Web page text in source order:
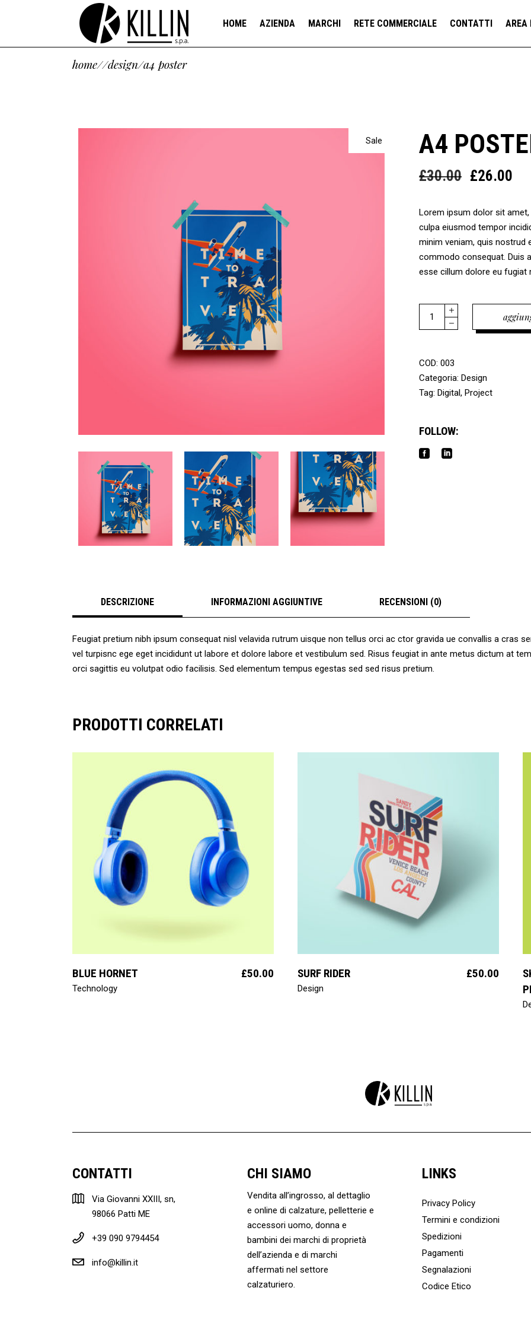
HOME AZIENDA MARCHI RETE COMMERCIALE CONTATTI AREA
home//design/a4 poster
Sale A4
£30.00 Il
originale
era:
£30.00.
£26.00
è:
Lorem ipsum dolor sit
culpa eiusmod tempor
minim veniam, quis nostrud
commodo consequat. Duis
esse cillum dolore eu fugiat
Quantity
COD: 003
Categoria: Design
Tag: Digital, Project
FOLLOW:
DESCRIZIONE INFORMAZIONI AGGIUNTIVE RECENSIONI (0)
Feugiat pretium nibh ipsum consequat nisl velavida rutrum uisque non tellus orci ac ctor gravida ue convallis a cras
vel turpisnc ege eget incididunt ut labore et dolore labore et vestibulum sed. Risus feugiat in ante metus dictum at
orci sagittis eu volutpat odio facilisis. Sed elementum tempus egestas sed sed risus pretium.
PRODOTTI CORRELATI
BLUE HORNET £50.00
Technology
SURF RIDER £50.00
Design
CONTATTI
Via Giovanni XXIII, sn,
98066 Patti ME
+39 090 9794454
info@killin.it
CHI SIAMO
Vendita all’ingrosso, al dettaglio
e online di calzature, pelletterie e
accessori uomo, donna e
bambini dei marchi di proprietà
dell’azienda e di marchi
affermati nel settore
calzaturiero.
LINKS
Privacy Policy
Termini e condizioni
Spedizioni
Pagamenti
Segnalazioni
Codice Etico